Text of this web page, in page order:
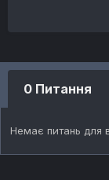
0 Питання
Немає питань для